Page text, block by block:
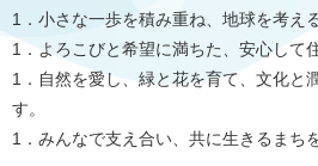
1．小さな一歩を積み重ね、地球を考え
1．よろこびと希望に満ちた、安心して
1．自然を愛し、緑と花を育て、文化と
す。
1．みんなで支え合い、共に生きるまち